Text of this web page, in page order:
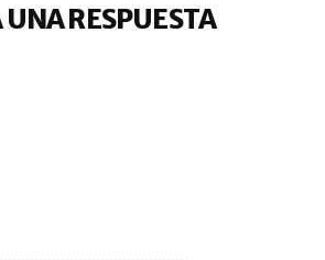
UNA RESPUESTA